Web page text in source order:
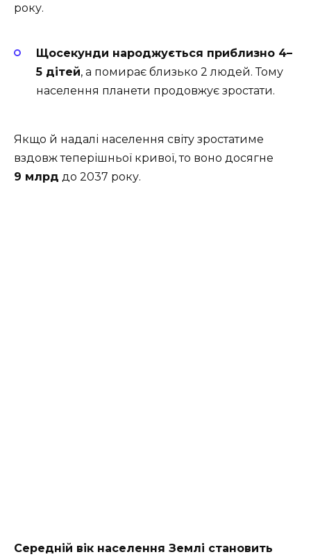
року.
Щосекунди народжується приблизно 4–
5 дітей, а помирає близько 2 людей. Тому
населення планети продовжує зростати.
Якщо й надалі населення світу зростатиме
вздовж теперішньої кривої, то воно досягне
9 млрд до 2037 року.
Середній вік населення Землі становить